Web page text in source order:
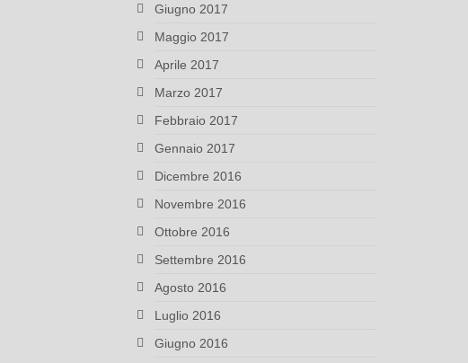
Giugno 2017
Maggio 2017
Aprile 2017
Marzo 2017
Febbraio 2017
Gennaio 2017
Dicembre 2016
Novembre 2016
Ottobre 2016
Settembre 2016
Agosto 2016
Luglio 2016
Giugno 2016